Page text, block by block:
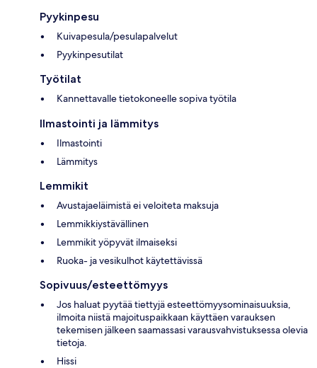
Pyykinpesu
Kuivapesula/pesulapalvelut
Pyykinpesutilat
Työtilat
Kannettavalle tietokoneelle sopiva työtila
Ilmastointi ja lämmitys
Ilmastointi
Lämmitys
Lemmikit
Avustajaeläimistä ei veloiteta maksuja
Lemmikkiystävällinen
Lemmikit yöpyvät ilmaiseksi
Ruoka- ja vesikulhot käytettävissä
Sopivuus/esteettömyys
Jos haluat pyytää tiettyjä esteettömyysominaisuuksia,
ilmoita niistä majoituspaikkaan käyttäen varauksen
tekemisen jälkeen saamassasi varausvahvistuksessa olevia
tietoja.
Hissi